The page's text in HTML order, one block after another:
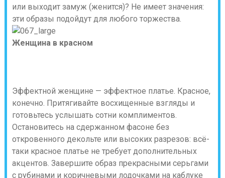
или выходит замуж (женится)? Не имеет значения:
эти образы подойдут для любого торжества.
Женщина в красном
Эффектной женщине — эффектное платье. Красное,
конечно. Притягивайте восхищенные взгляды и
готовьтесь услышать сотни комплиментов.
Остановитесь на сдержанном фасоне без
откровенного декольте или высоких разрезов: всё-
таки красное платье не требует дополнительных
акцентов. Завершите образ прекрасными серьгами
с рубинами и коричневыми лодочками на каблуке